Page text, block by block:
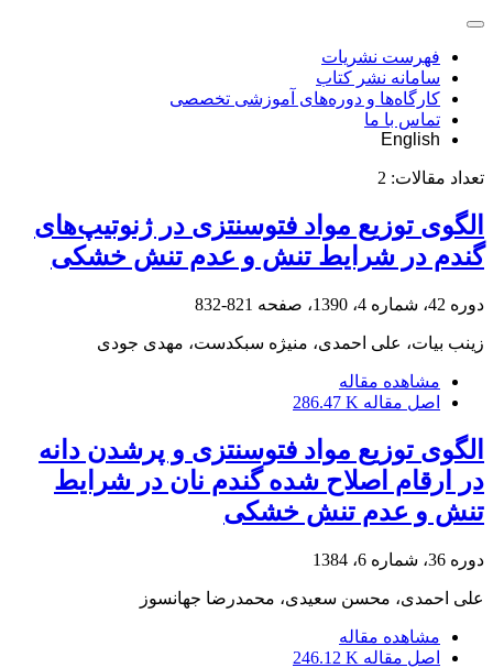
فهرست نشریات
سامانه نشر کتاب
کارگاه‌ها و دوره‌های آموزشی تخصصی
تماس با ما
English
تعداد مقالات: 2
الگوی توزیع مواد فتوسنتزی در ژنوتیپ‌های
گندم در شرایط تنش و عدم تنش خشکی
دوره 42، شماره 4، 1390، صفحه 821-832
زینب بیات، علی احمدی، منیژه سبکدست، مهدی جودی
مشاهده مقاله
اصل مقاله 286.47 K
الگوی توزیع مواد فتوسنتزی و پرشدن دانه
در ارقام اصلاح شده گندم نان در شرایط
تنش و عدم تنش خشکی
دوره 36، شماره 6، 1384
علی احمدی، محسن سعیدی، محمدرضا جهانسوز
مشاهده مقاله
اصل مقاله 246.12 K